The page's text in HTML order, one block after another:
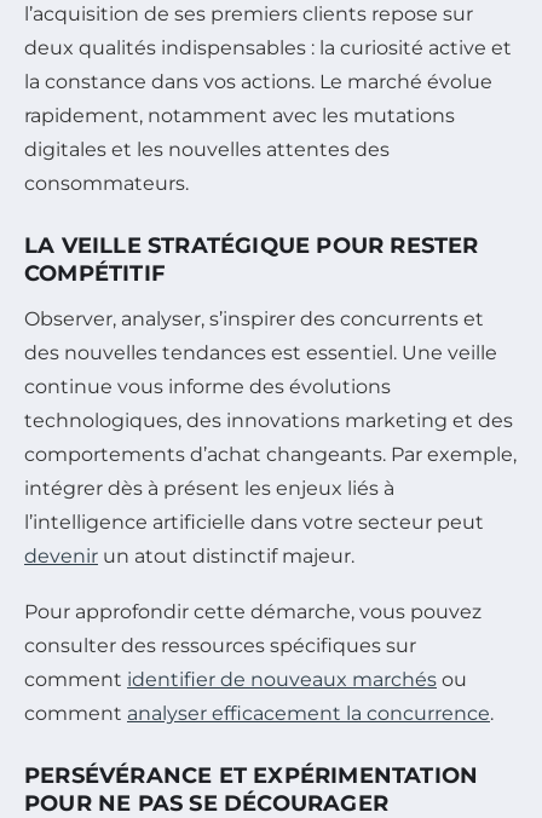
l’acquisition de ses premiers clients repose sur
deux qualités indispensables : la curiosité active et
la constance dans vos actions. Le marché évolue
rapidement, notamment avec les mutations
digitales et les nouvelles attentes des
consommateurs.
LA VEILLE STRATÉGIQUE POUR RESTER
COMPÉTITIF
Observer, analyser, s’inspirer des concurrents et
des nouvelles tendances est essentiel. Une veille
continue vous informe des évolutions
technologiques, des innovations marketing et des
comportements d’achat changeants. Par exemple,
intégrer dès à présent les enjeux liés à
l’intelligence artificielle dans votre secteur peut
devenir un atout distinctif majeur.
Pour approfondir cette démarche, vous pouvez
consulter des ressources spécifiques sur
comment identifier de nouveaux marchés ou
comment analyser efficacement la concurrence.
PERSÉVÉRANCE ET EXPÉRIMENTATION
POUR NE PAS SE DÉCOURAGER